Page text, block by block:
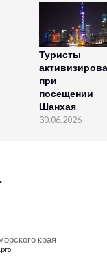
Туристы
при
посещении
Шанхая
30.06.2026
края